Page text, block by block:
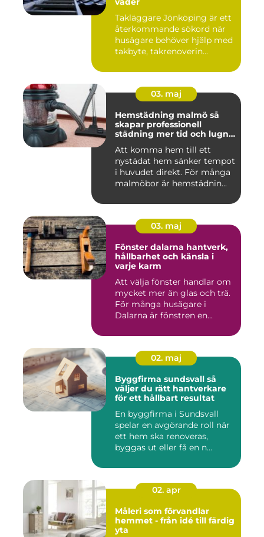
Takläggare Jönköping är ett
återkommande sökord när
husägare behöver hjälp med
takbyte, takrenoverin...
03. maj
Hemstädning malmö så
skapar professionell
städning mer tid och lugn i
Att komma hem till ett
nystädat hem sänker tempot
i huvudet direkt. För många
malmöbor är hemstädnin...
03. maj
Fönster dalarna hantverk,
hållbarhet och känsla i
varje karm
Att välja fönster handlar om
mycket mer än glas och trä.
För många husägare i
Dalarna är fönstren en...
02. maj
Byggfirma sundsvall så
väljer du rätt hantverkare
för ett hållbart resultat
En byggfirma i Sundsvall
spelar en avgörande roll när
ett hem ska renoveras,
byggas ut eller få en n...
02. apr
Måleri som förvandlar
hemmet - från idé till färdig
yta